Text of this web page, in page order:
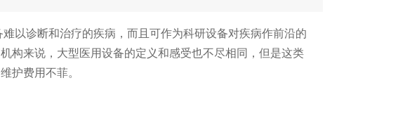
以诊断和治疗的疾病，而且可作为科研设备对疾病作前沿的
构来说，大型医用设备的定义和感受也不尽相同，但是这类
护费用不菲。